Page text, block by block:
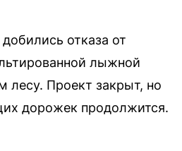
отказа от
лыжной
лесу. Проект закрыт, но
дорожек продолжится.